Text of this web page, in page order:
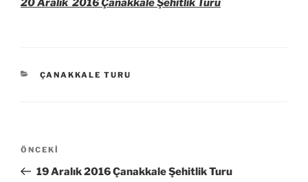
20 Aralık 2016 Çanakkale Şehitlik Turu
KATEGORILER
ÇANAKKALE TURU
Yazı
Önceki
Yazı
ÖNCEKI
19 Aralık 2016 Çanakkale Şehitlik Turu